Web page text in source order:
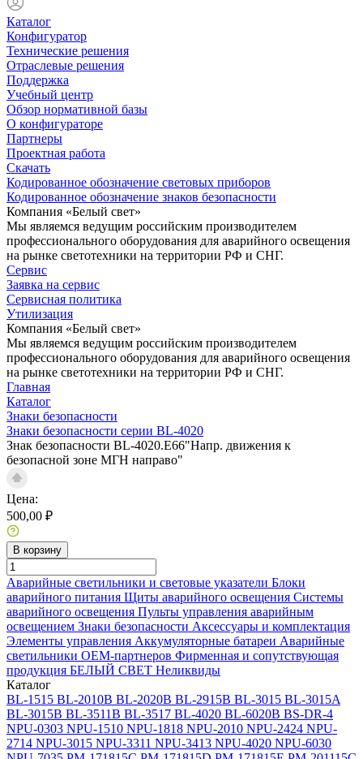
Каталог
Конфигуратор
Технические решения
Отраслевые решения
Поддержка
Учебный центр
Обзор нормативной базы
О конфигураторе
Партнеры
Проектная работа
Скачать
Кодированное обозначение световых приборов
Кодированное обозначение знаков безопасности
Компания «Белый свет»
Мы являемся ведущим российским производителем
профессионального оборудования для аварийного освещения
на рынке светотехники на территории РФ и СНГ.
Сервис
Заявка на сервис
Сервисная политика
Утилизация
Компания «Белый свет»
Мы являемся ведущим российским производителем
профессионального оборудования для аварийного освещения
на рынке светотехники на территории РФ и СНГ.
Главная
Каталог
Знаки безопасности
Знаки безопасности серии BL-4020
Знак безопасности BL-4020.E66"Напр. движения к
безопасной зоне МГН направо"
Цена:
500,00 ₽
В корзину
Аварийные светильники и световые указатели Блоки
аварийного питания Щиты аварийного освещения Системы
аварийного освещения Пульты управления аварийным
освещением Знаки безопасности Аксессуары и комплектация
Элементы управления Аккумуляторные батареи Аварийные
светильники ОЕМ-партнеров Фирменная и сопутствующая
продукция БЕЛЫЙ СВЕТ Неликвиды
Каталог
BL-1515 BL-2010B BL-2020B BL-2915B BL-3015 BL-3015A
BL-3015B BL-3511B BL-3517 BL-4020 BL-6020B BS-DR-4
NPU-0303 NPU-1510 NPU-1818 NPU-2010 NPU-2424 NPU-
2714 NPU-3015 NPU-3311 NPU-3413 NPU-4020 NPU-6030